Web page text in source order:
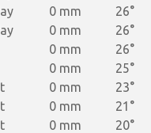
0 mm 26°
0 mm 26°
0 mm 26°
0 mm 25°
0 mm 23°
0 mm 21°
0 mm 20°